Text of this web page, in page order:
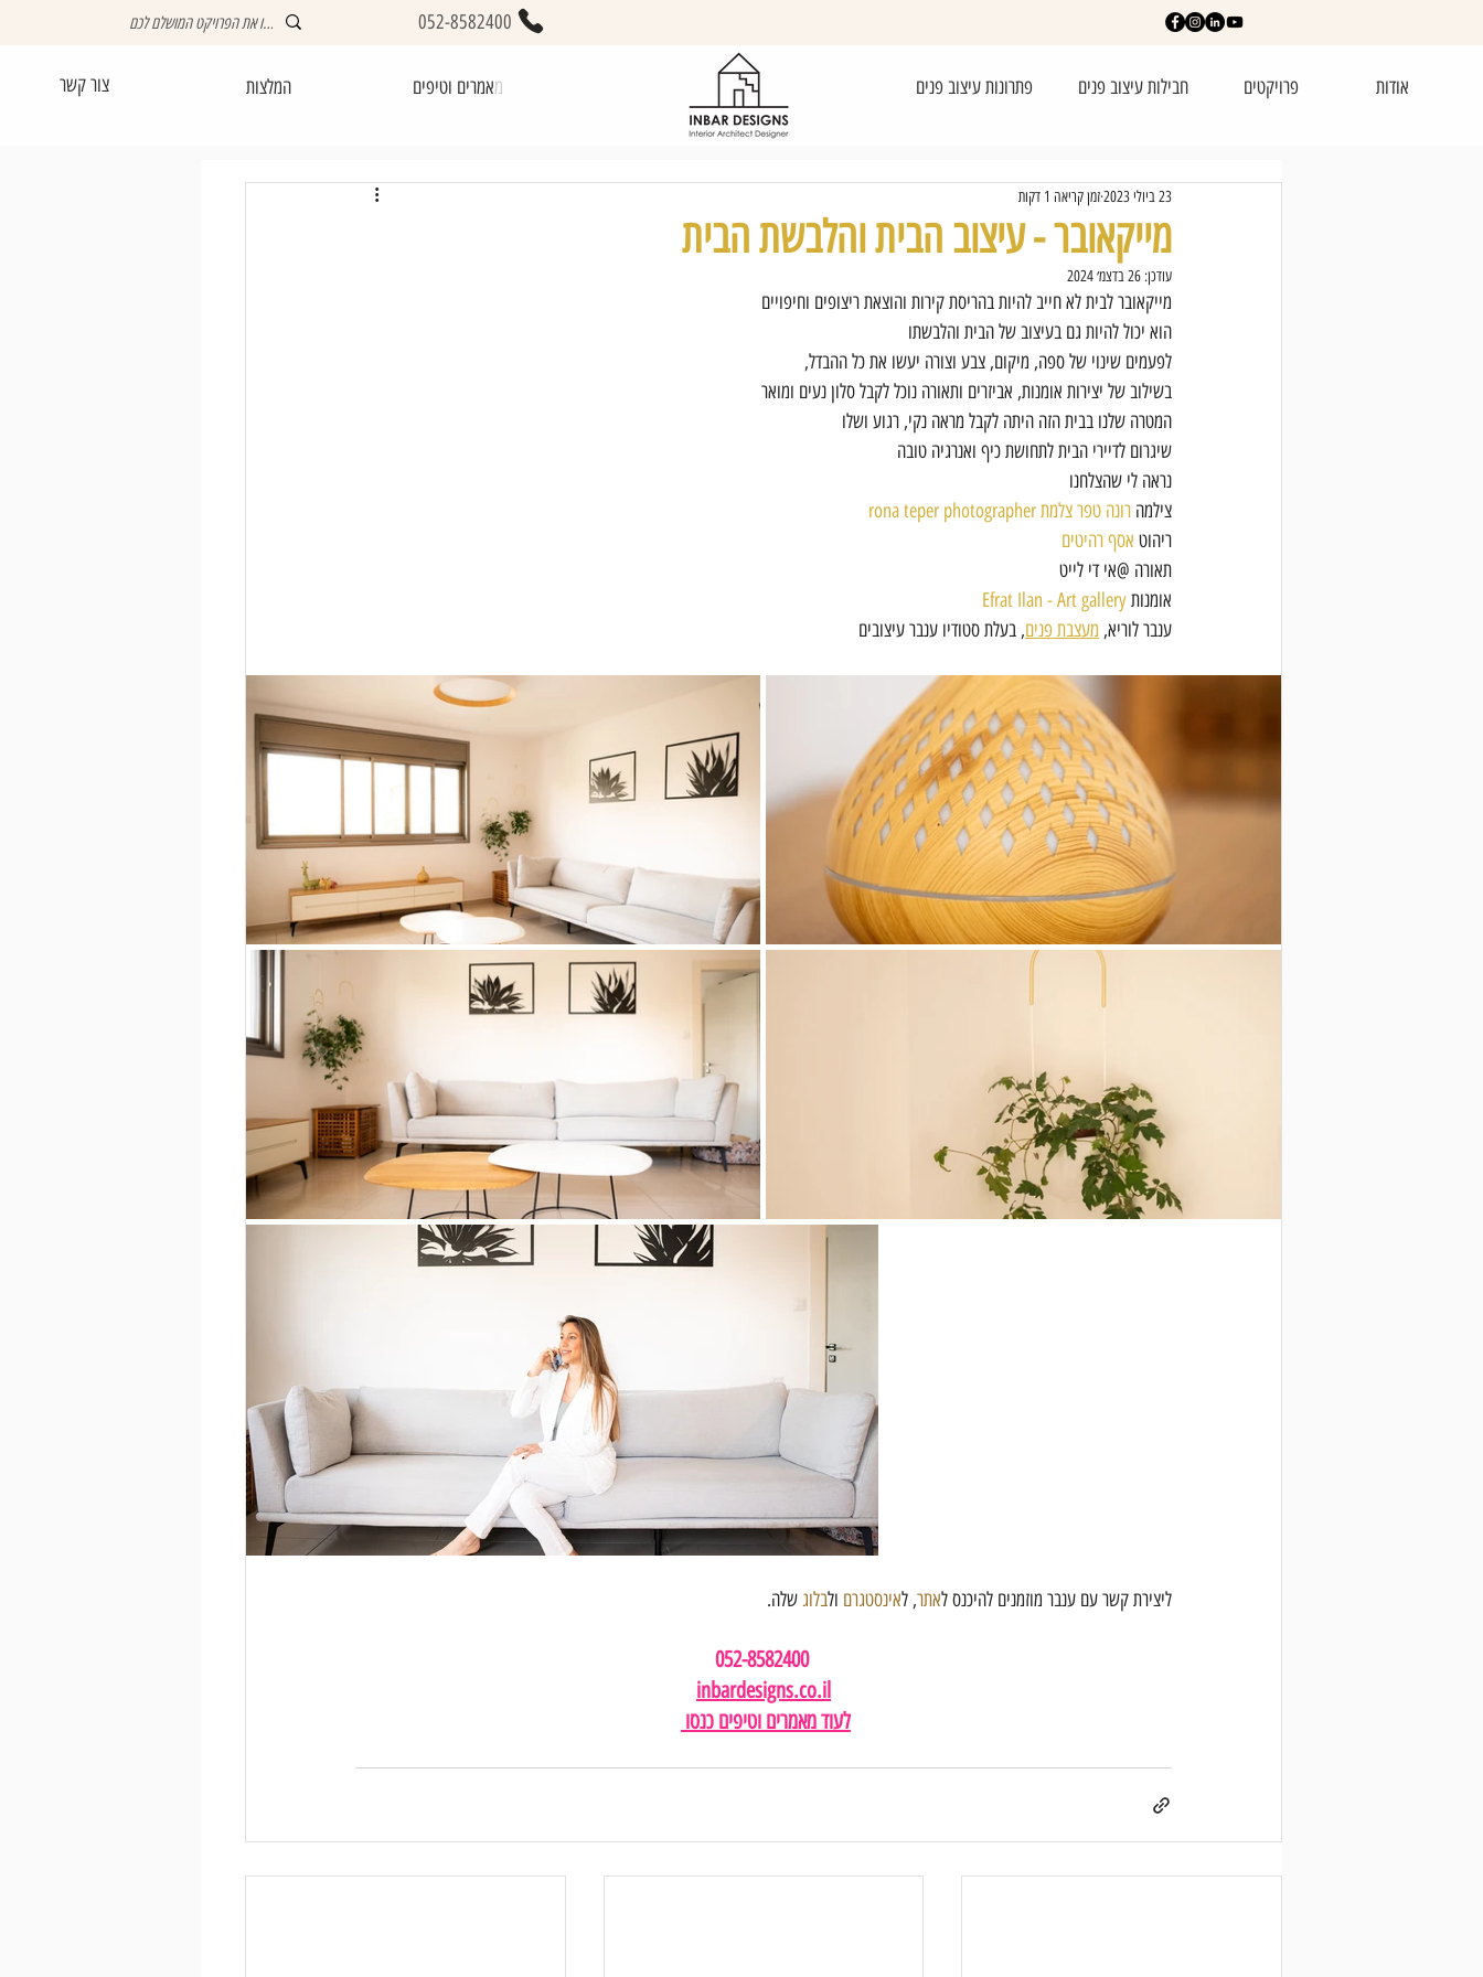
052-8582400
צור קשר המלצות מאמרים וטיפים פתרונות עיצוב פנים חבילות עיצוב פנים פרויקטים אודות
מייקאובר - עיצוב הבית והלבשת הבית
23 ביולי 2023 זמן קריאה 1 דקות
עודכן: 26 בדצמ׳ 2024
מייקאובר לבית לא חייב להיות בהריסת קירות והוצאת ריצופים וחיפויים
הוא יכול להיות גם בעיצוב של הבית והלבשתו
לפעמים שינוי של ספה, מיקום, צבע וצורה יעשו את כל ההבדל,
בשילוב של יצירות אומנות, אביזרים ותאורה נוכל לקבל סלון נעים ומואר
המטרה שלנו בבית הזה היתה לקבל מראה נקי, רגוע ושלו
שיגרום לדיירי הבית לתחושת כיף ואנרגיה טובה
נראה לי שהצלחנו
צילמה רונה טפר צלמת rona teper photographer
ריהוט אסף רהיטים
תאורה @אי די לייט
אומנות Efrat Ilan - Art gallery
ענבר לוריא, מעצבת פנים, בעלת סטודיו ענבר עיצובים
ליצירת קשר עם ענבר מוזמנים להיכנס לאתר, לאינסטגרם ולבלוג שלה.
052-8582400
inbardesigns.co.il
לעוד מאמרים וטיפים כנסו